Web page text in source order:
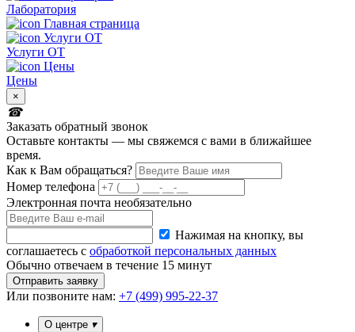
Лаборатория
Услуги ОТ
Цены
×
Заказать обратный звонок
Оставьте контакты — мы свяжемся с вами в ближайшее
время.
Как к Вам обращаться?
Номер телефона
Электронная почта необязательно
Нажимая на кнопку, вы
соглашаетесь с обработкой персональных данных
Обычно отвечаем в течение 15 минут
Отправить заявку
Или позвоните нам: +7 (499) 995-22-37
О центре